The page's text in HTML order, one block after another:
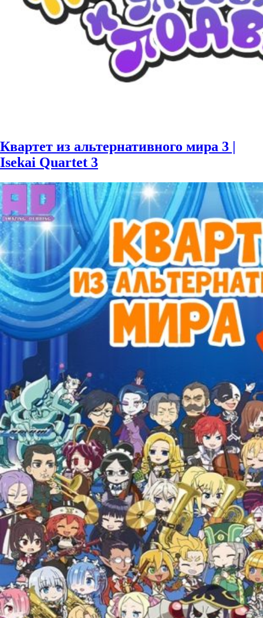
Квартет из альтернативного мира 3 |
Isekai Quartet 3